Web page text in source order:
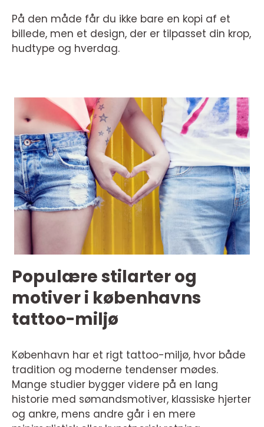
På den måde får du ikke bare en kopi af et
billede, men et design, der er tilpasset din krop,
hudtype og hverdag.
Populære stilarter og
motiver i københavns
tattoo-miljø
København har et rigt tattoo-miljø, hvor både
tradition og moderne tendenser mødes.
Mange studier bygger videre på en lang
historie med sømandsmotiver, klassiske hjerter
og ankre, mens andre går i en mere